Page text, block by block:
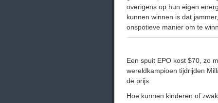
overigens op hun eigen
kunnen winnen is dat
onspotieve manier om te
Een spuit EPO kost $70, zo
wereldkampioen tijdrijden
de prijs.
Hoe kunnen kinderen of